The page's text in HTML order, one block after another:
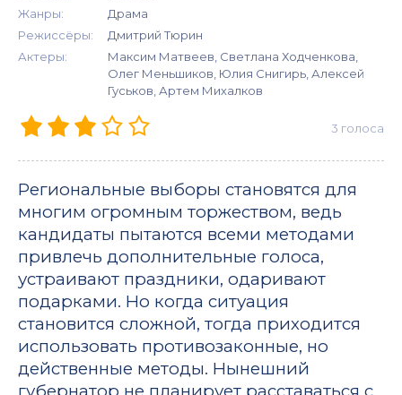
Жанры:
Драма
Режиссёры:
Дмитрий Тюрин
Актеры:
Максим Матвеев, Светлана Ходченкова,
Олег Меньшиков, Юлия Снигирь, Алексей
Гуськов, Артем Михалков
3 голоса
Региональные выборы становятся для
многим огромным торжеством, ведь
кандидаты пытаются всеми методами
привлечь дополнительные голоса,
устраивают праздники, одаривают
подарками. Но когда ситуация
становится сложной, тогда приходится
использовать противозаконные, но
действенные методы. Нынешний